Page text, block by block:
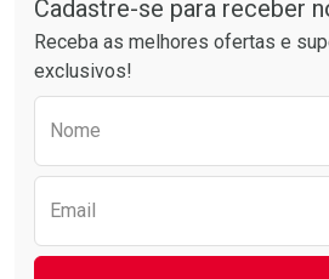
Cadastre-se para receber
Receba as melhores ofertas e
exclusivos!
Nome
Email